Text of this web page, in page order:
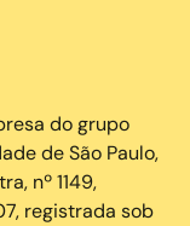
do grupo
de São Paulo,
nº 1149,
registrada sob